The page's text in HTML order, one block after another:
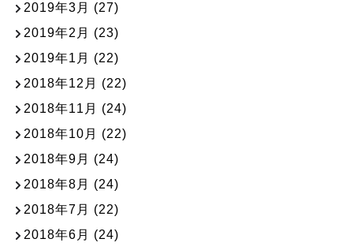
2019年3月 (27)
2019年2月 (23)
2019年1月 (22)
2018年12月 (22)
2018年11月 (24)
2018年10月 (22)
2018年9月 (24)
2018年8月 (24)
2018年7月 (22)
2018年6月 (24)